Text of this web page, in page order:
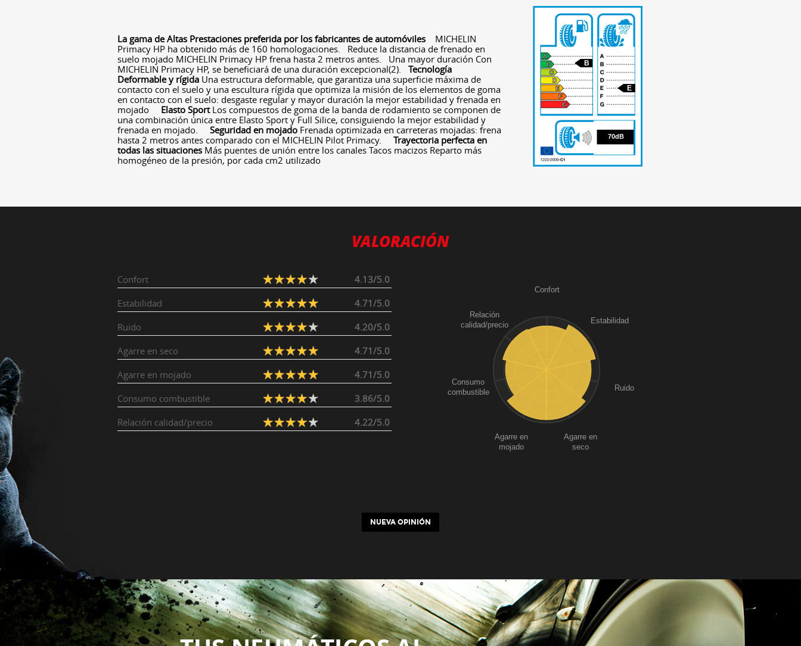
La gama de Altas Prestaciones preferida por los fabricantes de automóviles
MICHELIN
Primacy HP ha obtenido más de 160 homologaciones. Reduce la distancia de frenado en
suelo mojado MICHELIN Primacy HP frena hasta 2 metros antes. Una mayor duración Con
MICHELIN Primacy HP, se beneficiará de una duración excepcional(2). Tecnología
Deformable y rígida Una estructura deformable, que garantiza una superficie máxima de
contacto con el suelo y una escultura rígida que optimiza la misión de los elementos de goma
en contacto con el suelo: desgaste regular y mayor duración la mejor estabilidad y frenada en
mojado Elasto SportLos compuestos de goma de la banda de rodamiento se componen de
una combinación única entre Elasto Sport y Full Silice, consiguiendo la mejor estabilidad y
frenada en mojado. Seguridad en mojado Frenada optimizada en carreteras mojadas: frena
hasta 2 metros antes comparado con el MICHELIN Pilot Primacy. Trayectoria perfecta en
todas las situaciones Más puentes de unión entre los canales Tacos macizos Reparto más
homogéneo de la presión, por cada cm2 utilizado
70
B
E
70dB
VALORACIÓN
Confort
4.13/5.0
Estabilidad
4.71/5.0
Ruido
4.20/5.0
Agarre en seco
4.71/5.0
Agarre en mojado
4.71/5.0
Consumo combustible
3.86/5.0
Relación calidad/precio
4.22/5.0
Confort
Estabilidad
Ruido
Agarre en
seco
Agarre en
mojado
Consumo
combustible
Relación
calidad/precio
NUEVA OPINIÓN